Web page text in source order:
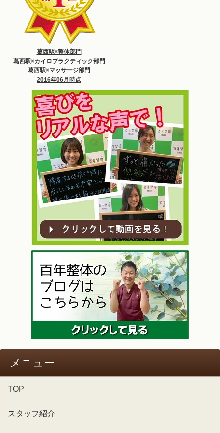
葛西駅×整体部門
葛西駅×カイロプラクティック部門
葛西駅×マッサージ部門
2016年06月時点
メニュー
TOP
スタッフ紹介